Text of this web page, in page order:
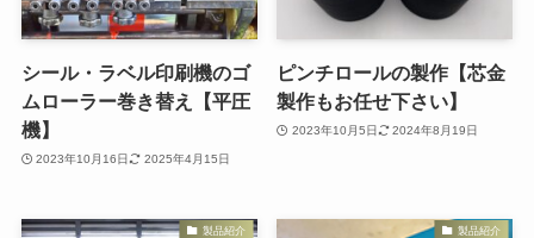
シール・ラベル印刷機のゴ
ムローラー巻き替え【平圧
機】
2023年10月16日 2025年4月15日
ピンチロールの製作【芯金
製作もお任せ下さい】
2023年10月5日 2024年8月19日
製品紹介 製品紹介